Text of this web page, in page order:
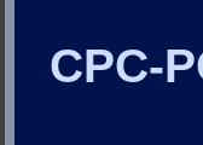
CPC-